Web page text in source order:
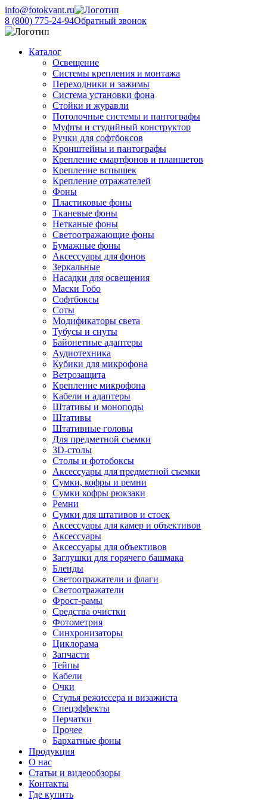
info@fotokvant.ru
8 (800) 775-24-94Обратный звонок
Каталог
Освещение
Системы крепления и монтажа
Переходники и зажимы
Система установки фона
Стойки и журавли
Потолочные системы и пантографы
Муфты и студийный конструктор
Ручки для софтбоксов
Кронштейны и пантографы
Крепление смартфонов и планшетов
Крепление вспышек
Крепление отражателей
Фоны
Пластиковые фоны
Тканевые фоны
Нетканые фоны
Светоотражающие фоны
Бумажные фоны
Аксессуары для фонов
Зеркальные
Насадки для освещения
Маски Гобо
Софтбоксы
Соты
Модификаторы света
Тубусы и снуты
Байонетные адаптеры
Аудиотехника
Кубики для микрофона
Ветрозащита
Крепление микрофона
Кабели и адаптеры
Штативы и моноподы
Штативы
Штативные головы
Для предметной съемки
3D-столы
Столы и фотобоксы
Аксессуары для предметной съемки
Сумки, кофры и ремни
Сумки кофры рюкзаки
Ремни
Сумки для штативов и стоек
Аксессуары для камер и объективов
Аксессуары
Аксессуары для объективов
Заглушки для горячего башмака
Бленды
Светоотражатели и флаги
Светоотражатели
Фрост-рамы
Средства очистки
Фотометрия
Синхронизаторы
Циклорама
Запчасти
Тейпы
Кабели
Очки
Стулья режиссера и визажиста
Спецэффекты
Перчатки
Прочее
Бархатные фоны
Продукция
О нас
Статьи и видеообзоры
Контакты
Где купить